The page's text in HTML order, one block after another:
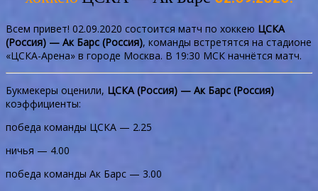
Всем привет! 02.09.2020 состоится матч по хоккею ЦСКА
(Россия) — Ак Барс (Россия), команды встретятся на стадионе
«ЦСКА-Арена» в городе Москва. В 19:30 МСК начнётся матч.
Букмекеры оценили, ЦСКА (Россия) — Ак Барс (Россия)
коэффициенты:
победа команды ЦСКА — 2.25
ничья — 4.00
победа команды Ак Барс — 3.00